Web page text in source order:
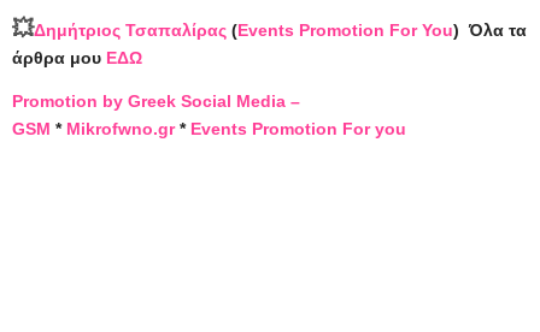
💥Δημήτριος Τσαπαλίρας (Events Promotion For You) Όλα τα
άρθρα μου ΕΔΩ
Promotion by Greek Social Media –
GSM * Mikrofwno.gr* Events Promotion For you